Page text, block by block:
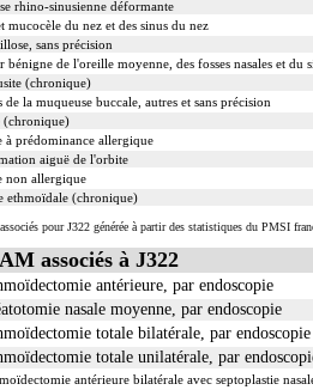
rhino-sinusienne déformante
mucocèle du nez et des sinus du nez
sans précision
bénigne de l'oreille moyenne, des fosses nasales et du
(chronique)
de la muqueuse buccale, autres et sans précision
(chronique)
à prédominance allergique
aiguë de l'orbite
non allergique
ethmoïdale (chronique)
pour J322 générée à partir des statistiques du PMSI
associés à J322
antérieure, par endoscopie
nasale moyenne, par endoscopie
totale bilatérale, par endoscopie
totale unilatérale, par
antérieure bilatérale avec septoplastie